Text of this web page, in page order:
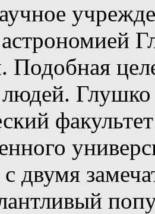
Подобная
с двумя